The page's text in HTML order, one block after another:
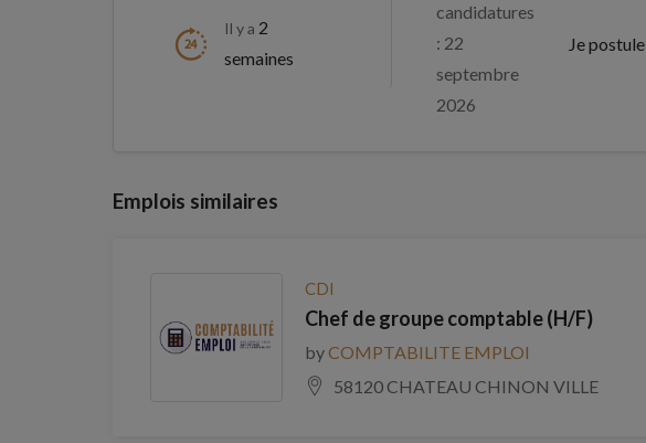
Il y a 2
semaines
candidatures
: 22
septembre
2026
Je postule
Emplois similaires
CDI
Chef de groupe comptable (H/F)
byCOMPTABILITE EMPLOI
58120 CHATEAU CHINON VILLE